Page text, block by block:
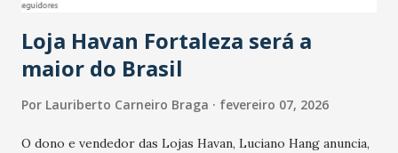
Loja Havan Fortaleza será a
maior do Brasil
Por Lauriberto Carneiro Braga fevereiro 07, 2026
O dono e vendedor das Lojas Havan, Luciano Hang anuncia,